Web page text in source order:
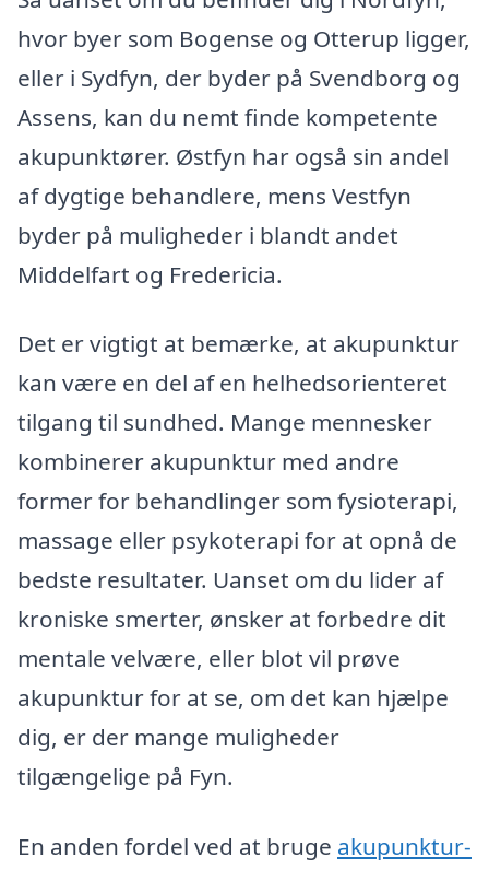
hvor byer som Bogense og Otterup ligger,
eller i Sydfyn, der byder på Svendborg og
Assens, kan du nemt finde kompetente
akupunktører. Østfyn har også sin andel
af dygtige behandlere, mens Vestfyn
byder på muligheder i blandt andet
Middelfart og Fredericia.
Det er vigtigt at bemærke, at akupunktur
kan være en del af en helhedsorienteret
tilgang til sundhed. Mange mennesker
kombinerer akupunktur med andre
former for behandlinger som fysioterapi,
massage eller psykoterapi for at opnå de
bedste resultater. Uanset om du lider af
kroniske smerter, ønsker at forbedre dit
mentale velvære, eller blot vil prøve
akupunktur for at se, om det kan hjælpe
dig, er der mange muligheder
tilgængelige på Fyn.
En anden fordel ved at bruge akupunktur-